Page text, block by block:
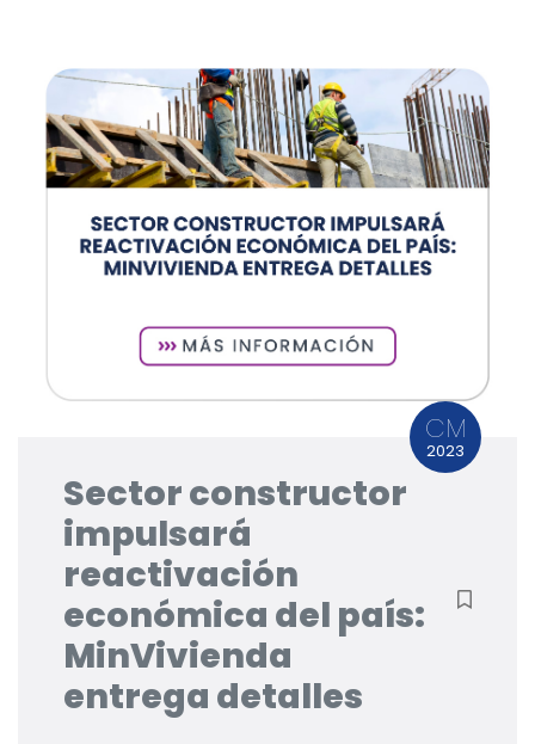
CM
2023
Sector constructor
impulsará
reactivación
económica del país:
MinVivienda
entrega detalles